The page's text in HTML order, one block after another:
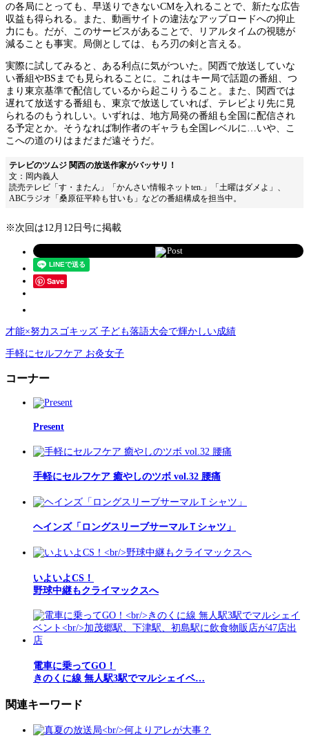
の各局にとっても、早送りできないCMを入れることで、新たな広告
収益も得られる。また、動画サイトの違法なアップロードへの抑止
力にも。だが、このサービスがあることで、リアルタイムの視聴が
減ることも事実。局側としては、もろ刃の剣と言える。
実際に試してみると、ある利点に気がついた。関西で放送していな
い番組やBSまでも見られることに。これはキー局で話題の番組、つ
まり東京基準で配信しているから起こりうること。また、関西では
遅れて放送する番組も、東京で放送していれば、テレビより先に見
られるのもうれしい。いずれは、地方局発の番組も全国に配信され
る予定とか。そうなれば制作者のギャラも全国レベルに…いや、こ
こへの道のりはまだまだ遠そうだ。
テレビのツムジ 関西の放送作家がバッサリ！
文：岡内義人
読売テレビ「す・またん」「かんさい情報ネットten.」「土曜はダメよ」、
ABCラジオ「桑原征平粋も甘いも」などの番組構成を担当中。
※次回は12月12日号に掲載
Post
Save
才能×努力スゴキッズ 子ども落語大会で輝かしい成績
手軽にセルフケア お灸女子
コーナー
Present
手軽にセルフケア 癒やしのツボ vol.32 腰痛
ヘインズ「ロングスリーブサーマルＴシャツ」
いよいよCS！
野球中継もクライマックスへ
電車に乗ってGO！
きのくに線 無人駅3駅でマルシェイベ…
関連キーワード